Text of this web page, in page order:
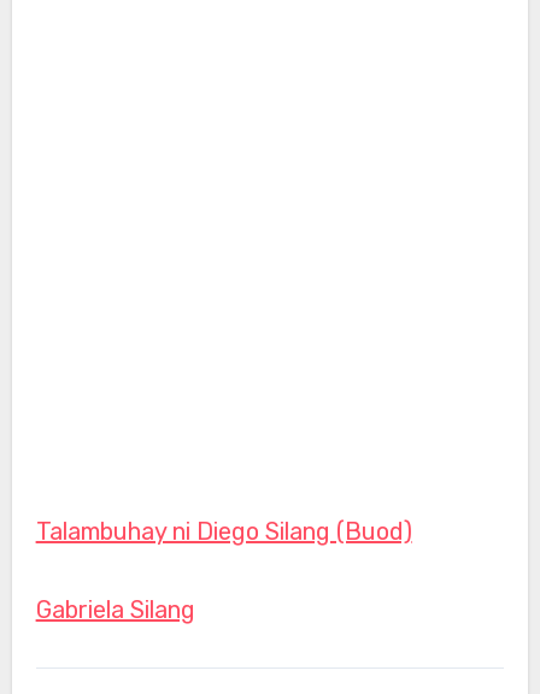
Talambuhay ni Diego Silang (Buod)
Gabriela Silang